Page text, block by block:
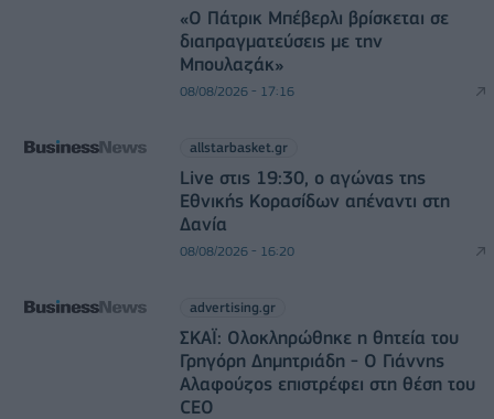
«Ο Πάτρικ Μπέβερλι βρίσκεται σε
διαπραγματεύσεις με την
Μπουλαζάκ»
08/08/2026 - 17:16
allstarbasket.gr
Live στις 19:30, ο αγώνας της
Εθνικής Κορασίδων απέναντι στη
Δανία
08/08/2026 - 16:20
advertising.gr
ΣΚΑΪ: Ολοκληρώθηκε η θητεία του
Γρηγόρη Δημητριάδη - Ο Γιάννης
Αλαφούζος επιστρέφει στη θέση του
CEO